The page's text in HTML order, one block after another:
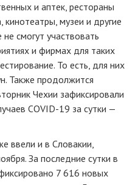
и аптек, рестораны
музеи и другие
смогут участвовать
и фирмах для таких
То есть, для них
Также продолжится
Чехии зафиксировали
COVID-19 за сутки —
ввели и в Словакии,
За последние сутки в
7 616 новых